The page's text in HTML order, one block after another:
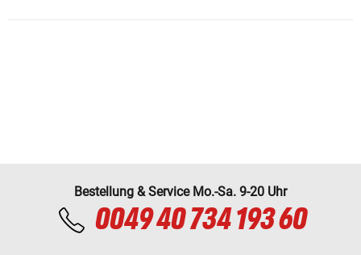
Bestellung & Service Mo.-Sa. 9-20 Uhr
0049 40 734 193 60